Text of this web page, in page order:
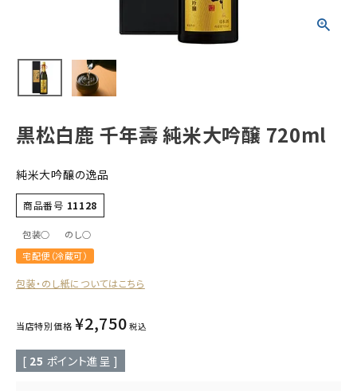
食品
酒器
キーワードから探す
受賞酒
飲み比べ
セット
大容量
読み物
黒松白鹿 千年壽 純米大吟醸 720ml
純米大吟醸の逸品
商品番号 11128
包装○
のし○
宅配便（冷蔵可）
包装・のし紙についてはこちら
当店特別価格 ¥2,750 税込
[ 25 ポイント進呈 ]